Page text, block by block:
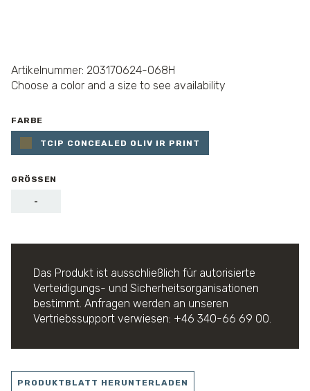
Artikelnummer: 203170624-068H
Choose a color and a size to see availability
FARBE
TCIP CONCEALED OLIV IR PRINT
GRÖSSEN
-
Das Produkt ist ausschließlich für autorisierte
Verteidigungs- und Sicherheitsorganisationen
bestimmt. Anfragen werden an unseren
Vertriebssupport verwiesen: +46 340-66 69 00.
PRODUKTBLATT HERUNTERLADEN